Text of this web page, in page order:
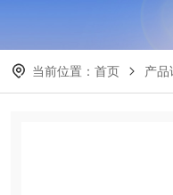
当前位置： 首页 产品